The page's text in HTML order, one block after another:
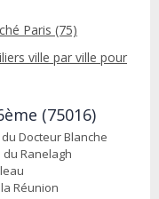
Paris (75)
ville par ville pour
(75016)
Docteur Blanche
Ranelagh
Réunion